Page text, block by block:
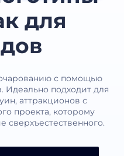
для
с помощью
Идеально подходит для
аттракционов с
проекта, которому
сверхъестественного.